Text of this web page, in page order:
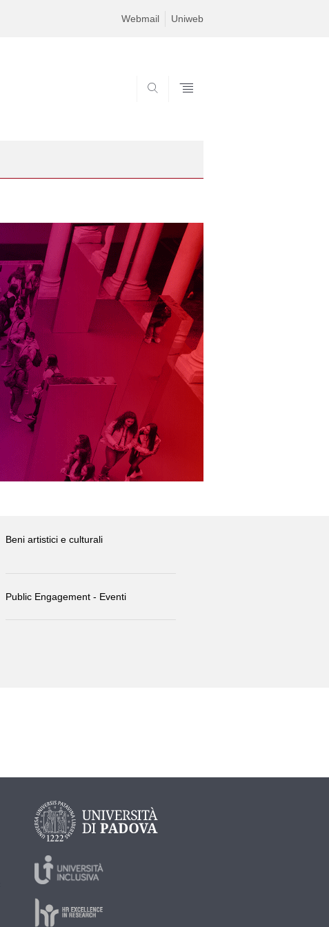
Webmail Uniweb
Beni artistici e culturali
Public Engagement - Eventi